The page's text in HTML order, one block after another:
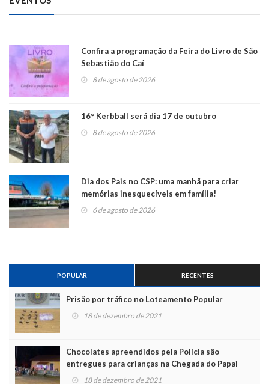
Confira a programação da Feira do Livro de São
Sebastião do Caí
8 de agosto de 2026
16° Kerbball será dia 17 de outubro
8 de agosto de 2026
Dia dos Pais no CSP: uma manhã para criar
memórias inesquecíveis em família!
6 de agosto de 2026
POPULAR RECENTES
Prisão por tráfico no Loteamento Popular
18 de dezembro de 2021
Chocolates apreendidos pela Polícia são
entregues para crianças na Chegada do Papai
Noel 18 de dezembro de 2021